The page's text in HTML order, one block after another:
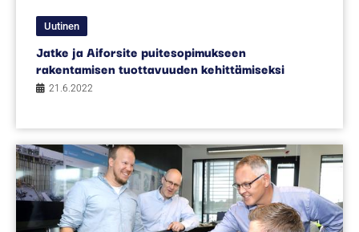
Uutinen
Jatke ja Aiforsite puitesopimukseen
rakentamisen tuottavuuden kehittämiseksi
21.6.2022